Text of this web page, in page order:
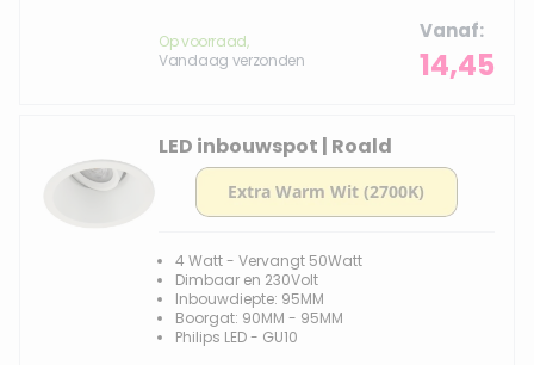
Op voorraad,
Vandaag verzonden
Vanaf
14,45
LED inbouwspot | Roald
4 Watt - Vervangt 50Watt
Dimbaar en 230Volt
Inbouwdiepte: 95MM
Boorgat: 90MM - 95MM
Philips LED - GU10